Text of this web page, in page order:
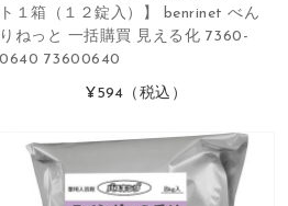
ト１箱（１２錠入）】 benrinet べん
りねっと 一括購買 見える化 7360-
0640 73600640
¥594 （税込）